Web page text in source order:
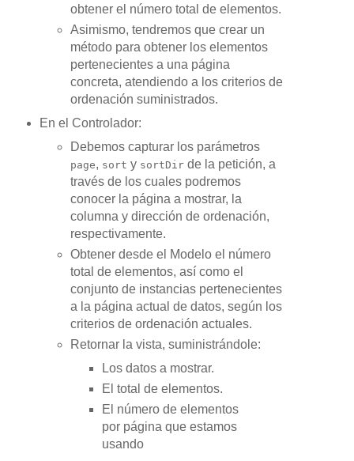
obtener el número total de elementos.
Asimismo, tendremos que crear un
método para obtener los elementos
pertenecientes a una página
concreta, atendiendo a los criterios de
ordenación suministrados.
En el Controlador:
Debemos capturar los parámetros
page, sort y sortDir de la petición, a
través de los cuales podremos
conocer la página a mostrar, la
columna y dirección de ordenación,
respectivamente.
Obtener desde el Modelo el número
total de elementos, así como el
conjunto de instancias pertenecientes
a la página actual de datos, según los
criterios de ordenación actuales.
Retornar la vista, suministrándole:
Los datos a mostrar.
El total de elementos.
El número de elementos
por página que estamos
usando